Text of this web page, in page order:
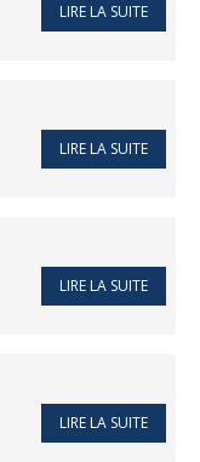
LIRE LA SUITE
LIRE LA SUITE
LIRE LA SUITE
LIRE LA SUITE